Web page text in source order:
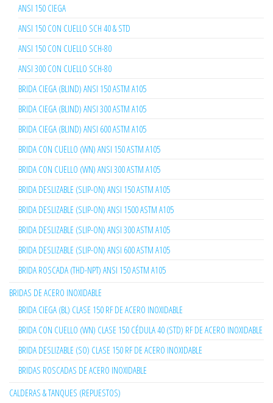
ANSI 150 CIEGA
ANSI 150 CON CUELLO SCH 40 & STD
ANSI 150 CON CUELLO SCH-80
ANSI 300 CON CUELLO SCH-80
BRIDA CIEGA (BLIND) ANSI 150 ASTM A105
BRIDA CIEGA (BLIND) ANSI 300 ASTM A105
BRIDA CIEGA (BLIND) ANSI 600 ASTM A105
BRIDA CON CUELLO (WN) ANSI 150 ASTM A105
BRIDA CON CUELLO (WN) ANSI 300 ASTM A105
BRIDA DESLIZABLE (SLIP-ON) ANSI 150 ASTM A105
BRIDA DESLIZABLE (SLIP-ON) ANSI 1500 ASTM A105
BRIDA DESLIZABLE (SLIP-ON) ANSI 300 ASTM A105
BRIDA DESLIZABLE (SLIP-ON) ANSI 600 ASTM A105
BRIDA ROSCADA (THD-NPT) ANSI 150 ASTM A105
BRIDAS DE ACERO INOXIDABLE
BRIDA CIEGA (BL) CLASE 150 RF DE ACERO INOXIDABLE
BRIDA CON CUELLO (WN) CLASE 150 CÉDULA 40 (STD) RF DE ACERO INOXIDABLE
BRIDA DESLIZABLE (SO) CLASE 150 RF DE ACERO INOXIDABLE
BRIDAS ROSCADAS DE ACERO INOXIDABLE
CALDERAS & TANQUES (REPUESTOS)